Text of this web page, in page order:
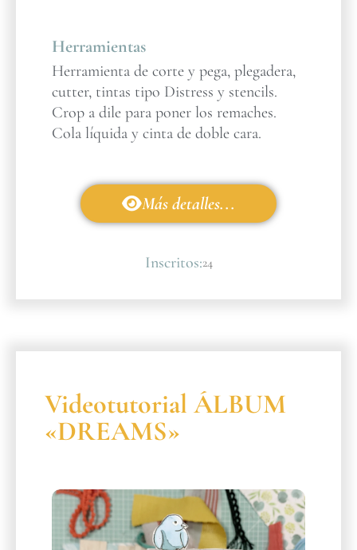
Herramientas
Herramienta de corte y pega, plegadera,
cutter, tintas tipo Distress y stencils.
Crop a dile para poner los remaches.
Cola líquida y cinta de doble cara.
Más detalles...
Inscritos:24
Videotutorial ÁLBUM
«DREAMS»